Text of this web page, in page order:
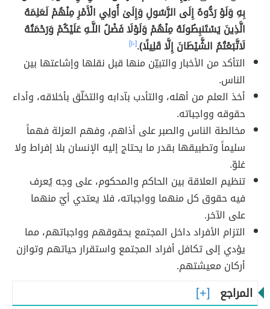
بِهِ وَلَوْ رَدُّوهُ إِلَى الرَّسُولِ وَإِلَىٰ أُولِي الْأَمْرِ مِنْهُمْ لَعَلِمَهُ
الَّذِينَ يَسْتَنبِطُونَهُ مِنْهُمْ وَلَوْلَا فَضْلُ اللَّـهِ عَلَيْكُمْ وَرَحْمَتُهُ
لَاتَّبَعْتُمُ الشَّيْطَانَ إِلَّا قَلِيلًا).[١٠]
التأكد من الأخبار والتبيّن منها قبل نقلها وإشاعتها بين
الناس.
أخذ العلم من أهله، والتأدب بآدابه والتخلّق بأخلاقه، وأداء
حقوقه وواجباته.
مخالطة الناس والصبر على أذاهم، وفهم العزلة فهماً
سليماً وتطبيقها بقدر ما يحتاج إليه الإنسان بلا إفراط ولا
غلوّ.
تنظيم العلاقة بين الحاكم والمحكوم، على وجه يُعرف
فيه حقوق كل منهما وواجباته، فلا يعتدي أيّ منهما
على الآخر.
التزام الأفراد داخل المجتمع بحقوقهم وواجباتهم، مما
يؤدي إلى تكافل أفراد المجتمع واستقرار حياتهم وتوازن
أركان معيشتهم.
المراجع